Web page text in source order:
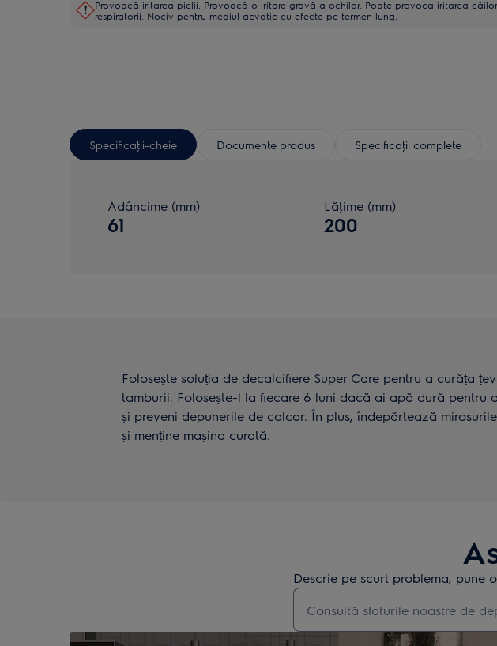
Provoacă iritarea pielii. Provoacă o iritare gravă a ochilor. Poate provoca iritarea căilor
respiratorii. Nociv pentru mediul acvatic cu efecte pe termen lung.
Specificaţii-cheie Documente produs Specificaţii complete
Adâncime (mm)
61
Lăţime (mm)
200
Folosește soluția de decalcifiere Super Care pentru a curăța
tamburii. Folosește-l la fiecare 6 luni dacă ai apă dură pentru
și preveni depunerile de calcar. În plus, îndepărtează
și menține mașina curată.
Descrie pe scurt problema, pune
Type to search for support